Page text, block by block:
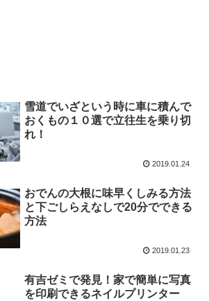
雪道でいざという時に車に積んで
おくもの１０選で立往生を乗り切
れ！
2019.01.24
おでんの大根に味早くしみる方法
と下ごしらえなしで20分でできる
方法
2019.01.23
有吉ゼミで発見！家で簡単に写真
を印刷できるネイルプリンター